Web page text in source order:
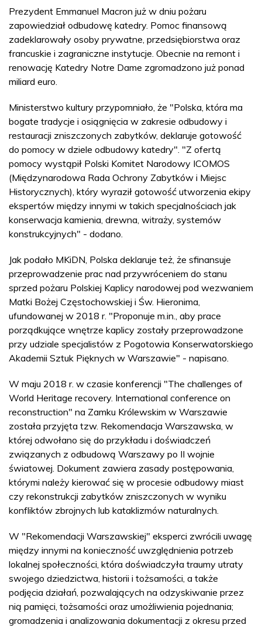
Prezydent Emmanuel Macron już w dniu pożaru
zapowiedział odbudowę katedry. Pomoc finansową
zadeklarowały osoby prywatne, przedsiębiorstwa oraz
francuskie i zagraniczne instytucje. Obecnie na remont i
renowację Katedry Notre Dame zgromadzono już ponad
miliard euro.
Ministerstwo kultury przypomniało, że "Polska, która ma
bogate tradycje i osiągnięcia w zakresie odbudowy i
restauracji zniszczonych zabytków, deklaruje gotowość
do pomocy w dziele odbudowy katedry". "Z ofertą
pomocy wystąpił Polski Komitet Narodowy ICOMOS
(Międzynarodowa Rada Ochrony Zabytków i Miejsc
Historycznych), który wyraził gotowość utworzenia ekipy
ekspertów między innymi w takich specjalnościach jak
konserwacja kamienia, drewna, witraży, systemów
konstrukcyjnych" - dodano.
Jak podało MKiDN, Polska deklaruje też, że sfinansuje
przeprowadzenie prac nad przywróceniem do stanu
sprzed pożaru Polskiej Kaplicy narodowej pod wezwaniem
Matki Bożej Częstochowskiej i Św. Hieronima,
ufundowanej w 2018 r. "Proponuje m.in., aby prace
porządkujące wnętrze kaplicy zostały przeprowadzone
przy udziale specjalistów z Pogotowia Konserwatorskiego
Akademii Sztuk Pięknych w Warszawie" - napisano.
W maju 2018 r. w czasie konferencji "The challenges of
World Heritage recovery. International conference on
reconstruction" na Zamku Królewskim w Warszawie
została przyjęta tzw. Rekomendacja Warszawska, w
której odwołano się do przykładu i doświadczeń
związanych z odbudową Warszawy po II wojnie
światowej. Dokument zawiera zasady postępowania,
którymi należy kierować się w procesie odbudowy miast
czy rekonstrukcji zabytków zniszczonych w wyniku
konfliktów zbrojnych lub kataklizmów naturalnych.
W "Rekomendacji Warszawskiej" eksperci zwrócili uwagę
między innymi na konieczność uwzględnienia potrzeb
lokalnej społeczności, która doświadczyła traumy utraty
swojego dziedzictwa, historii i tożsamości, a także
podjęcia działań, pozwalających na odzyskiwanie przez
nią pamięci, tożsamości oraz umożliwienia pojednania;
gromadzenia i analizowania dokumentacji z okresu przed